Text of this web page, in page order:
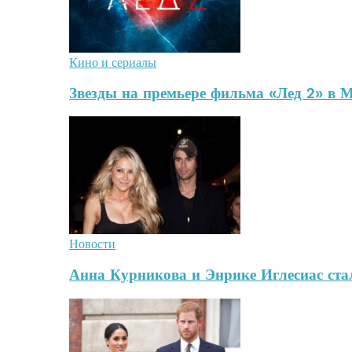
Кино и сериалы
Звезды на премьере фильма «Лед 2» в
Новости
Анна Курникова и Энрике Иглесиас